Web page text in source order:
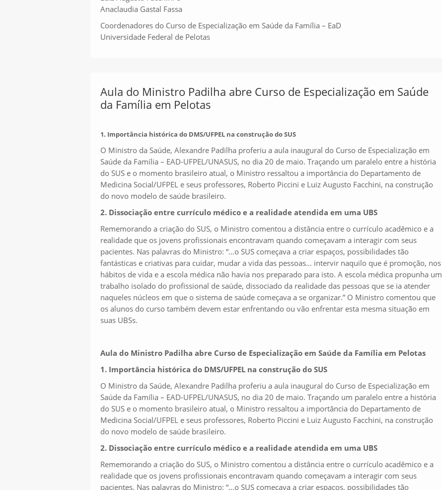
Anaclaudia Gastal Fassa
Coordenadores do Curso de Especialização em Saúde da Família – EaD
Universidade Federal de Pelotas
Aula do Ministro Padilha abre Curso de Especialização em Saúde
da Família em Pelotas
1. Importância histórica do DMS/UFPEL na construção do SUS
O Ministro da Saúde, Alexandre Padilha proferiu a aula inaugural do Curso de Especialização em
Saúde da Família – EAD-UFPEL/UNASUS, no dia 20 de maio. Traçando um paralelo entre a história
do SUS e o momento brasileiro atual, o Ministro ressaltou a importância do Departamento de
Medicina Social/UFPEL e seus professores, Roberto Piccini e Luiz Augusto Facchini, na construção
do novo modelo de saúde brasileiro.
2. Dissociação entre currículo médico e a realidade atendida em uma UBS
Rememorando a criação do SUS, o Ministro comentou a distância entre o currículo acadêmico e a
realidade que os jovens profissionais encontravam quando começavam a interagir com seus
pacientes. Nas palavras do Ministro: “…o SUS começava a criar espaços, possibilidades tão
fantásticas e criativas para cuidar, mudar a vida das pessoas… intervir naquilo que é promoção, nos
hábitos de vida e a escola médica não havia nos preparado para isto. A escola médica propunha um
trabalho isolado do profissional de saúde, dissociado da realidade das pessoas que se ia atender
naqueles núcleos em que o sistema de saúde começava a se organizar.” O Ministro comentou que
os alunos do curso também devem estar enfrentando ou vão enfrentar esta mesma situação em
suas UBSs.
Aula do Ministro Padilha abre Curso de Especialização em Saúde da Família em Pelotas
1. Importância histórica do DMS/UFPEL na construção do SUS
O Ministro da Saúde, Alexandre Padilha proferiu a aula inaugural do Curso de Especialização em
Saúde da Família – EAD-UFPEL/UNASUS, no dia 20 de maio. Traçando um paralelo entre a história
do SUS e o momento brasileiro atual, o Ministro ressaltou a importância do Departamento de
Medicina Social/UFPEL e seus professores, Roberto Piccini e Luiz Augusto Facchini, na construção
do novo modelo de saúde brasileiro.
2. Dissociação entre currículo médico e a realidade atendida em uma UBS
Rememorando a criação do SUS, o Ministro comentou a distância entre o currículo acadêmico e a
realidade que os jovens profissionais encontravam quando começavam a interagir com seus
pacientes. Nas palavras do Ministro: “…o SUS começava a criar espaços, possibilidades tão